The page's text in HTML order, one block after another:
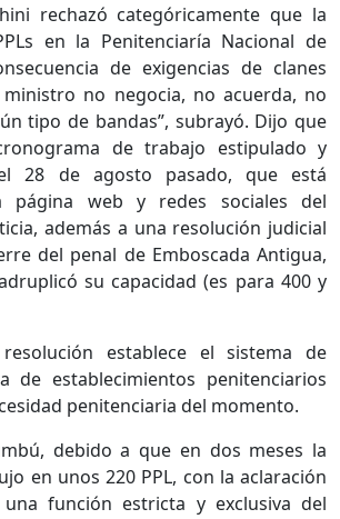
rechazó categóricamente que la
en la Penitenciaría Nacional de
de exigencias de clanes
ministro no negocia, no acuerda, no
tipo de bandas”, subrayó. Dijo que
de trabajo estipulado y
28 de agosto pasado, que está
página web y redes sociales del
además a una resolución judicial
del penal de Emboscada Antigua,
su capacidad (es para 400 y
establece el sistema de
de establecimientos penitenciarios
penitenciaria del momento.
debido a que en dos meses la
en unos 220 PPL, con la aclaración
función estricta y exclusiva del